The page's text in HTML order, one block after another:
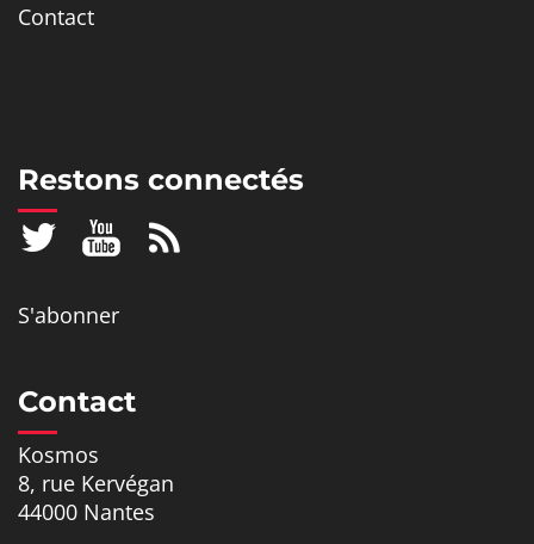
Contact
Restons connectés
S'abonner
Contact
Kosmos
8, rue Kervégan
44000 Nantes